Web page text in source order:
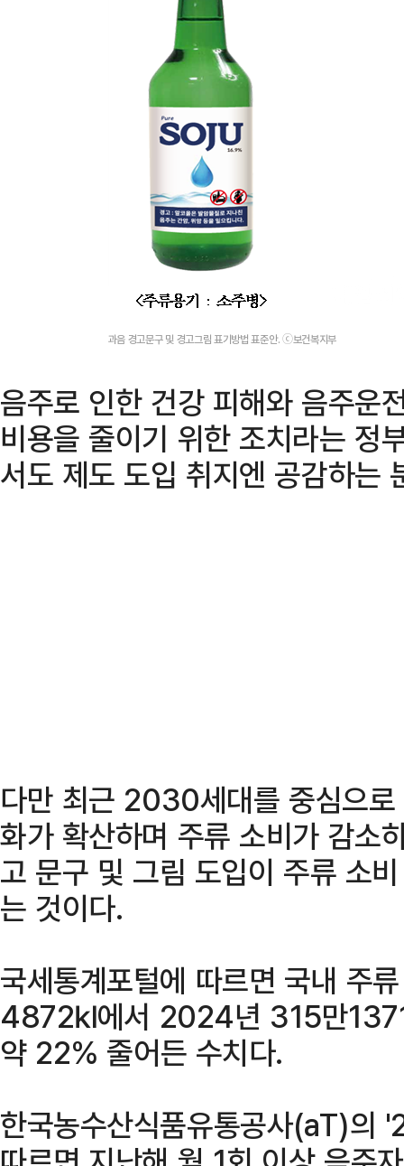
과음 경고문구 및 경고그림 표기방법 표준안. ⓒ보건복지부
음주로 인한 건강 피해와 음주운
비용을 줄이기 위한 조치라는 정
서도 제도 도입 취지엔 공감하는
다만 최근 2030세대를 중심으
화가 확산하며 주류 소비가 감소
고 문구 및 그림 도입이 주류 소
는 것이다.
국세통계포털에 따르면 국내 주
4872㎘에서 2024년 315만
약 22% 줄어든 수치다.
한국농수산식품유통공사(aT)의